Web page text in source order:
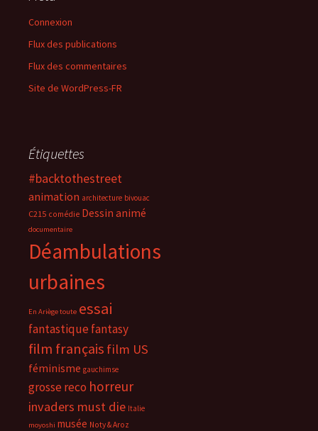
Connexion
Flux des publications
Flux des commentaires
Site de WordPress-FR
Étiquettes
#backtothestreet
animation architecture bivouac
C215 comédie Dessin animé
documentaire
Déambulations
urbaines
En Ariège toute essai
fantastiquefantasy
film français film US
féminisme gauchimse
grosse reco horreur
invaders must die Italie
moyoshi musée Noty & Aroz